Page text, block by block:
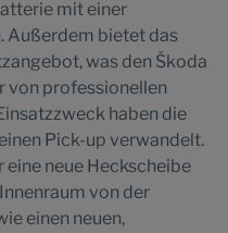
mit einer
Außerdem bietet das
was den Škoda
von professionellen
haben die
Pick-up verwandelt.
eine neue Heckscheibe
von der
einen neuen,